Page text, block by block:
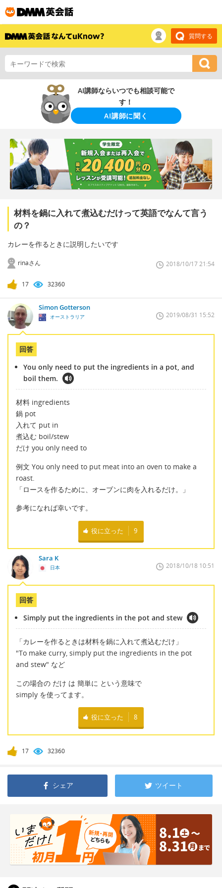
質問する
AI講師ならいつでも相談可能で
す！
AI講師に聞く
材料を鍋に入れて煮込むだけって英語でなんて言う
の？
カレーを作るときに説明したいです
rinaさん 2018/10/17 21:54
17 32360
Simon Gotterson
オーストラリア 2019/08/31 15:52
回答
You only need to put the ingredients in a pot, and
boil them.
材料 ingredients
鍋 pot
入れて put in
煮込む boil/stew
だけ you only need to
例文 You only need to put meat into an oven to make a
roast.
「ロースを作るために、オーブンに肉を入れるだけ。」
参考になれば幸いです。
役に立った 9
Sara K
日本 2018/10/18 10:51
回答
Simply put the ingredients in the pot and stew
「カレーを作るときは材料を鍋に入れて煮込むだけ」
"To make curry, simply put the ingredients in the pot
and stew" など
この場合の だけ は 簡単に という意味で
simply を使ってます。
役に立った 8
17 32360
シェア ツイート